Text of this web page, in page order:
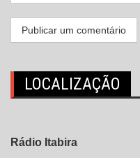
LOCALIZAÇÃO
Rádio Itabira